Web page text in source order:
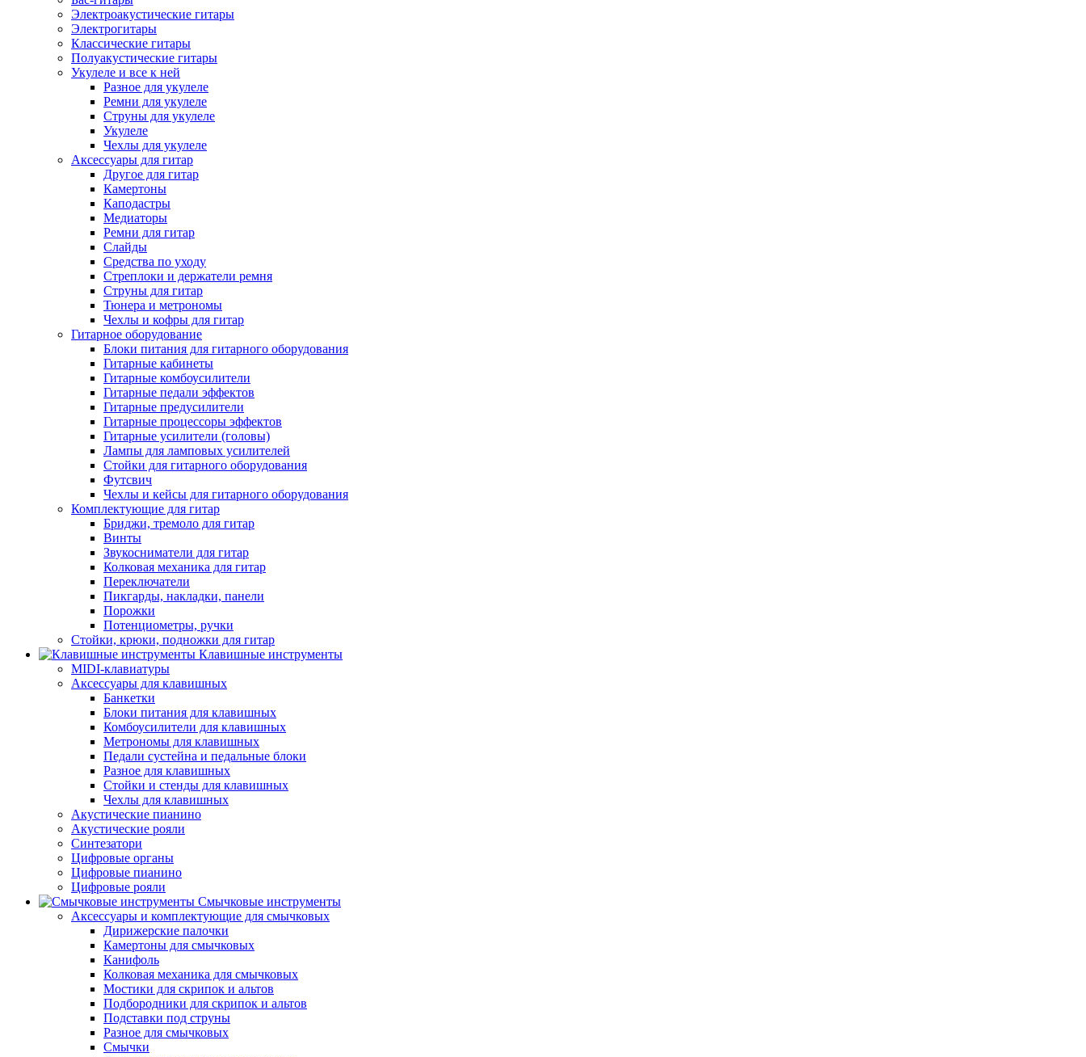
Электроакустические гитары
Электрогитары
Классические гитары
Полуакустические гитары
Укулеле и все к ней
Разное для укулеле
Ремни для укулеле
Струны для укулеле
Укулеле
Чехлы для укулеле
Аксессуары для гитар
Другое для гитар
Камертоны
Каподастры
Медиаторы
Ремни для гитар
Слайды
Средства по уходу
Стреплоки и держатели ремня
Струны для гитар
Тюнера и метрономы
Чехлы и кофры для гитар
Гитарное оборудование
Блоки питания для гитарного оборудования
Гитарные кабинеты
Гитарные комбоусилители
Гитарные педали эффектов
Гитарные предусилители
Гитарные процессоры эффектов
Гитарные усилители (головы)
Лампы для ламповых усилителей
Стойки для гитарного оборудования
Футсвич
Чехлы и кейсы для гитарного оборудования
Комплектующие для гитар
Бриджи, тремоло для гитар
Винты
Звукосниматели для гитар
Колковая механика для гитар
Переключатели
Пикгарды, накладки, панели
Порожки
Потенциометры, ручки
Стойки, крюки, подножки для гитар
Клавишные инструменты
MIDI-клавиатуры
Аксессуары для клавишных
Банкетки
Блоки питания для клавишных
Комбоусилители для клавишных
Метрономы для клавишных
Педали сустейна и педальные блоки
Разное для клавишных
Стойки и стенды для клавишных
Чехлы для клавишных
Акустические пианино
Акустические рояли
Синтезатори
Цифровые органы
Цифровые пианино
Цифровые рояли
Смычковые инструменты
Аксессуары и комплектующие для смычковых
Дирижерские палочки
Камертоны для смычковых
Канифоль
Колковая механика для смычковых
Мостики для скрипок и альтов
Подбородники для скрипок и альтов
Подставки под струны
Разное для смычковых
Смычки